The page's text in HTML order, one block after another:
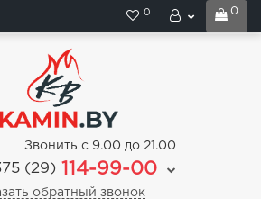
0
0
Звонить с 9.00 до 21.00
(29) 114-99-00
обратный звонок